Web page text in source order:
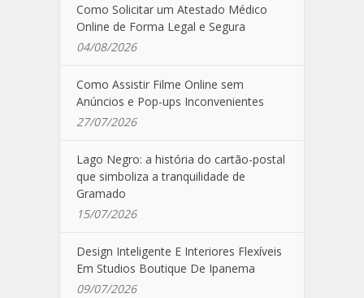
Como Solicitar um Atestado Médico
Online de Forma Legal e Segura
04/08/2026
Como Assistir Filme Online sem
Anúncios e Pop-ups Inconvenientes
27/07/2026
Lago Negro: a história do cartão-postal
que simboliza a tranquilidade de
Gramado
15/07/2026
Design Inteligente E Interiores Flexíveis
Em Studios Boutique De Ipanema
09/07/2026